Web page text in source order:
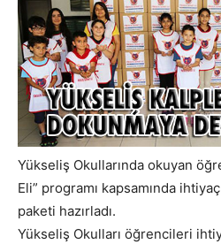
Yükseliş Okullarında okuyan
Eli” programı kapsamında
paketi hazırladı.
Yükseliş Okulları öğrencileri